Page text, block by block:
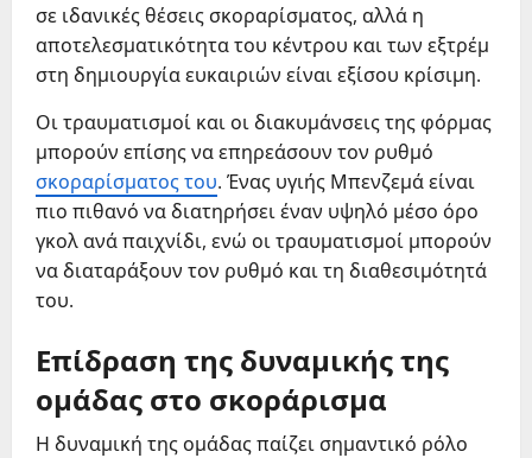
σε ιδανικές θέσεις σκοραρίσματος, αλλά η
αποτελεσματικότητα του κέντρου και των εξτρέμ
στη δημιουργία ευκαιριών είναι εξίσου κρίσιμη.
Οι τραυματισμοί και οι διακυμάνσεις της φόρμας
μπορούν επίσης να επηρεάσουν τον ρυθμό
σκοραρίσματος του. Ένας υγιής Μπενζεμά είναι
πιο πιθανό να διατηρήσει έναν υψηλό μέσο όρο
γκολ ανά παιχνίδι, ενώ οι τραυματισμοί μπορούν
να διαταράξουν τον ρυθμό και τη διαθεσιμότητά
του.
Επίδραση της δυναμικής της
ομάδας στο σκοράρισμα
Η δυναμική της ομάδας παίζει σημαντικό ρόλο